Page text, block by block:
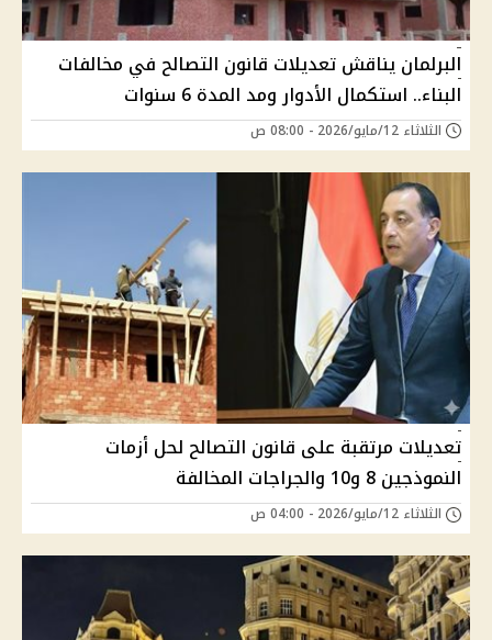
البرلمان يناقش تعديلات قانون التصالح في مخالفات
البناء.. استكمال الأدوار ومد المدة 6 سنوات
الثلاثاء 12/مايو/2026 - 08:00 ص
تعديلات مرتقبة على قانون التصالح لحل أزمات
النموذجين 8 و10 والجراجات المخالفة
الثلاثاء 12/مايو/2026 - 04:00 ص